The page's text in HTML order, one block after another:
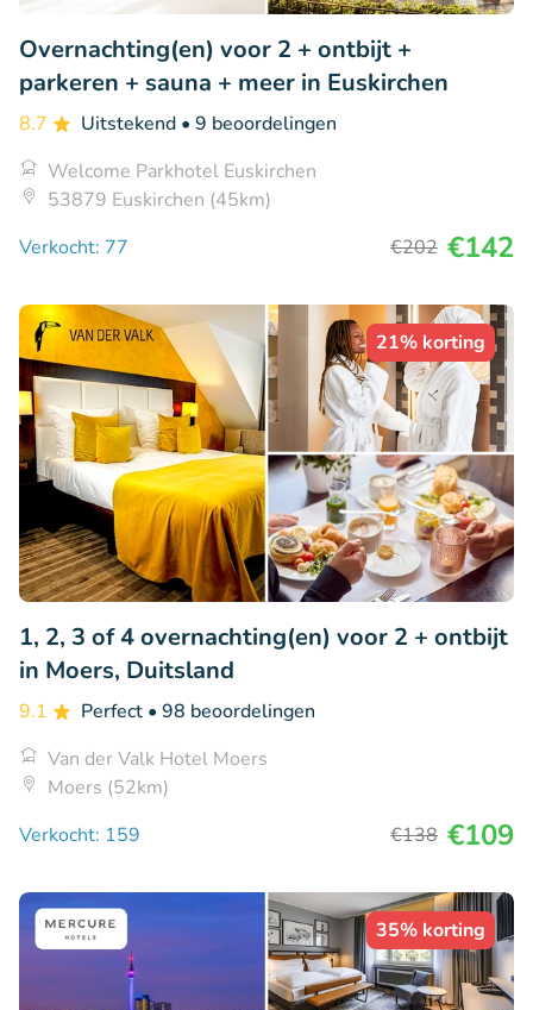
Overnachting(en) voor 2 + ontbijt +
parkeren + sauna + meer in Euskirchen
8.7 Uitstekend • 9 beoordelingen
Welcome Parkhotel Euskirchen
53879 Euskirchen (45km)
Verkocht: 77
€202 €142
21% korting
1, 2, 3 of 4 overnachting(en) voor 2 + ontbijt
in Moers, Duitsland
9.1 Perfect • 98 beoordelingen
Van der Valk Hotel Moers
Moers (52km)
Verkocht: 159
€138 €109
35% korting